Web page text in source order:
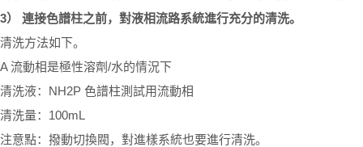
3）
連接色譜柱之前，對液相流路系統進行充分的清洗。
清洗方法如下。
A流動相是極性溶劑/水的情況下
清洗液： NH2P 色譜柱測試用流動相
清洗量： 100mL
注意點：撥動切換閥，對進樣系統也要進行清洗。